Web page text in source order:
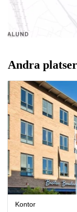
Andra
Kontor